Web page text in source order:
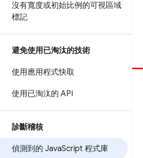
沒有寬度或初始比例的可視區域
標記
避免使用已淘汰的技術
使用應用程式快取
使用已淘汰的 API
診斷稽核
偵測到的 JavaScript 程式庫
提供相片